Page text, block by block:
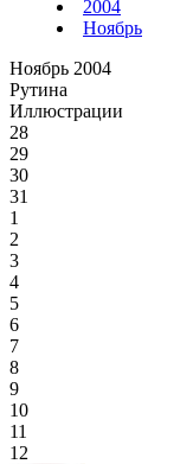
2004
Ноябрь
Ноябрь 2004
Рутина
Иллюстрации
28
29
30
31
1
2
3
4
5
6
7
8
9
10
11
12